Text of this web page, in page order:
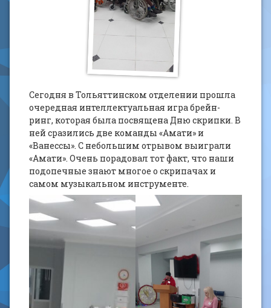
Сегодня в Тольяттинском отделении прошла
очередная интеллектуальная игра брейн-
ринг, которая была посвящена Дню скрипки. В
ней сразились две команды «Амати» и
«Ванессы». С небольшим отрывом выиграли
«Амати». Очень порадовал тот факт, что наши
подопечные знают многое о скрипачах и
самом музыкальном инструменте.